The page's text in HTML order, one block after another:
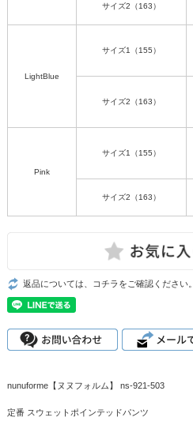
サイズ2（163）
LightBlue
サイズ1（155）
サイズ2（163）
Pink
サイズ1（155）
サイズ2（163）
返品については、コチラをご確認ください。
nunuforme【ヌヌフォルム】 ns-921-503
定番 スウェットポインテッドパンツ